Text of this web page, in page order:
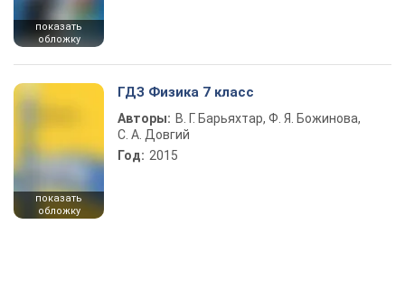
показать
обложку
показать
обложку
ГДЗ Физика 7 класс
Авторы: В. Г. Барьяхтар, Ф. Я. Божинова,
С. А. Довгий
Год: 2015